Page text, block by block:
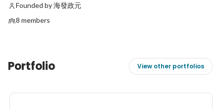
Founded by 海發政元
8 members
Portfolio View other portfolios